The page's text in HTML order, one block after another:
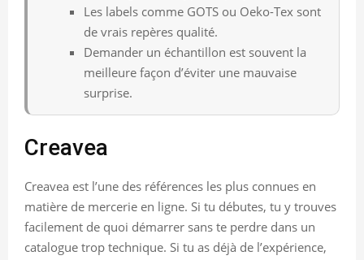
Les labels comme GOTS ou Oeko-Tex sont
de vrais repères qualité.
Demander un échantillon est souvent la
meilleure façon d’éviter une mauvaise
surprise.
Creavea
Creavea est l’une des références les plus connues en
matière de mercerie en ligne. Si tu débutes, tu y trouves
facilement de quoi démarrer sans te perdre dans un
catalogue trop technique. Si tu as déjà de l’expérience,